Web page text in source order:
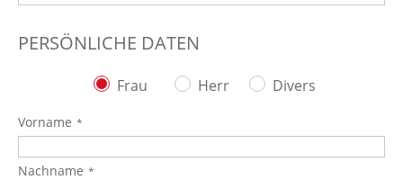
PERSÖNLICHE DATEN
Frau Herr Divers
Vorname
Nachname